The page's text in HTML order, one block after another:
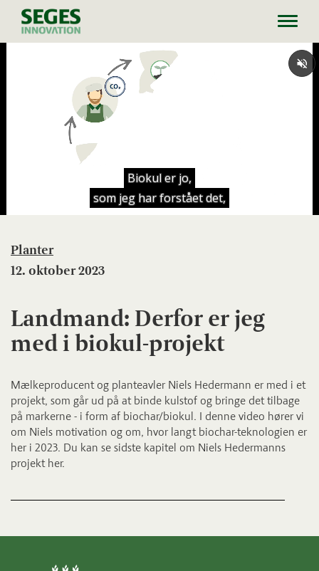
Planter
12. oktober 2023
Landmand: Derfor er jeg
med i biokul-projekt
Mælkeproducent og planteavler Niels Hedermann er med i et
projekt, som går ud på at binde kulstof og bringe det tilbage
på markerne - i form af biochar/biokul. I denne video hører vi
om Niels motivation og om, hvor langt biochar-teknologien er
her i 2023. Du kan se sidste kapitel om Niels Hedermanns
projekt her.